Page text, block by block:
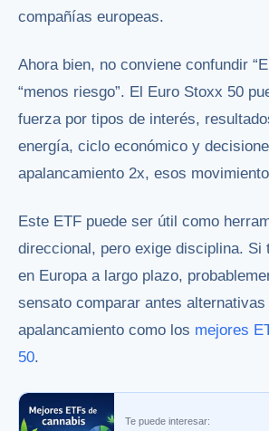
compañías europeas.
Ahora bien, no conviene confundir
“menos riesgo”. El Euro Stoxx 50
fuerza por tipos de interés,
energía, ciclo económico y
apalancamiento 2x, esos
Este ETF puede ser útil como
direccional, pero exige disciplina. Si
en Europa a largo plazo,
sensato comparar antes
apalancamiento como los mejores
50.
Te puede interesar: